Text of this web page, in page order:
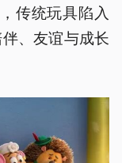
传统玩具陷入
、友谊与成长